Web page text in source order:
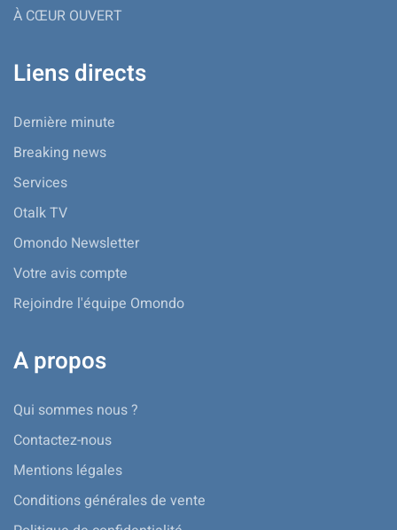
À CŒUR OUVERT
Liens directs
Dernière minute
Breaking news
Services
Otalk TV
Omondo Newsletter
Votre avis compte
Rejoindre l'équipe Omondo
A propos
Qui sommes nous ?
Contactez-nous
Mentions légales
Conditions générales de vente